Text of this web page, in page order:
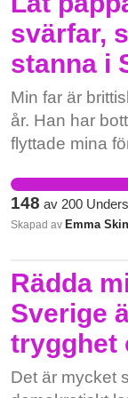
genomförs.
svärfar,
stanna i
Min far är
år. Han har
flyttade mina
sitt liv här hos
Tyvärr dog
– staden som
far för sent
bland annat
hade fått
sin fru. Min far
148 av 200
Skapad av Emma
Rädda
Sverige
trygghet
Det är mycket